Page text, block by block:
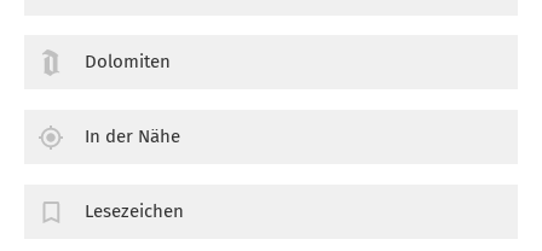
Dolomiten
In der Nähe
Lesezeichen